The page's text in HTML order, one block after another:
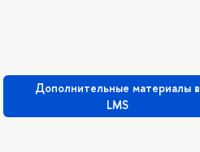
Дополнительные материалы в
LMS